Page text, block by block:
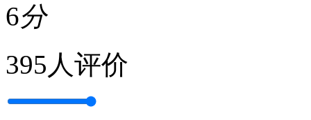
6分
395人评价